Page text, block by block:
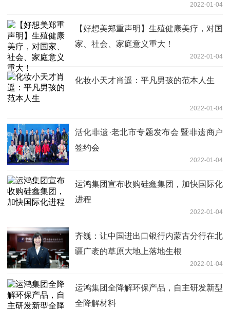
2022-01-04
【好想美郑重声明】生殖健康美疗，对国
家、社会、家庭意义重大！
2022-01-04
化妆小天才肖遥：平凡男孩的范本人生
2022-01-04
活化非遗·老北市专题发布会 暨非遗商户
签约会
2022-01-04
运鸿集团宣布收购硅鑫集团，加快国际化
进程
2022-01-04
齐巍：让中国进出口银行内蒙古分行在北
疆广袤的草原大地上落地生根
2022-01-04
运鸿集团全降解环保产品，自主研发新型
全降解材料